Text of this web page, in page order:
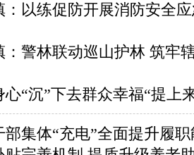
：以练促防开展消防安全
：警林联动巡山护林 筑牢
“沉”下去群众幸福“提上
集体“充电”全面提升履